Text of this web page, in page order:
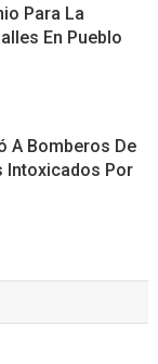
Para La
En Pueblo
A Bomberos De
Intoxicados Por